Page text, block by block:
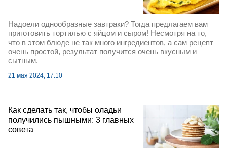
Надоели однообразные завтраки? Тогда предлагаем вам
приготовить тортилью с яйцом и сыром! Несмотря на то,
что в этом блюде не так много ингредиентов, а сам рецепт
очень простой, результат получится очень вкусным и
сытным.
21 мая 2024, 17:10
Как сделать так, чтобы оладьи
получились пышными: 3 главных
совета